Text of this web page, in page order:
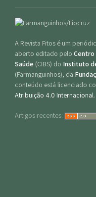
A Revista Fitos é um
aberto editado pelo Centro
Saúde (CIBS) do Instituto
(Farmanguinhos), da
conteúdo está licenciado
Atribuição 4.0 Internacional.
Artigos recentes: